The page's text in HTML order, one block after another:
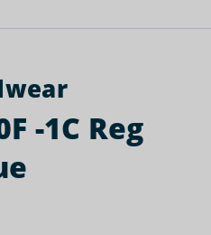
-1C Reg